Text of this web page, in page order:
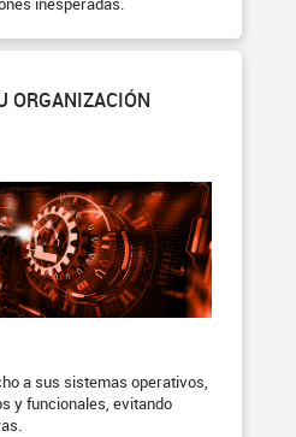
ORGANIZACIÓN
a sus sistemas operativos,
y funcionales, evitando